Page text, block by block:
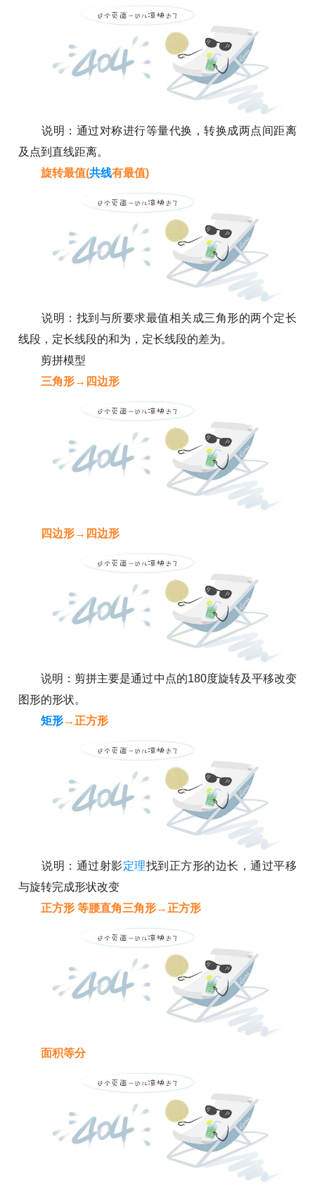
说明：通过对称进行等量代换，转换成两点间距离
及点到直线距离。
旋转最值(共线有最值)
说明：找到与所要求最值相关成三角形的两个定长
线段，定长线段的和为，定长线段的差为。
剪拼模型
三角形→四边形
四边形→四边形
说明：剪拼主要是通过中点的180度旋转及平移改变
图形的形状。
矩形→正方形
说明：通过射影定理找到正方形的边长，通过平移
与旋转完成形状改变
正方形 等腰直角三角形→正方形
面积等分